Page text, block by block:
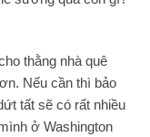
thằng nhà quê
Nếu cần thì bảo
tất sẽ có rất nhiều
ở Washington